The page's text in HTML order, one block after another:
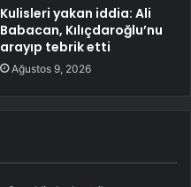
Kulisleri yakan iddia: Ali
Babacan, Kılıçdaroğlu’nu
arayıp tebrik etti
Ağustos 9, 2026